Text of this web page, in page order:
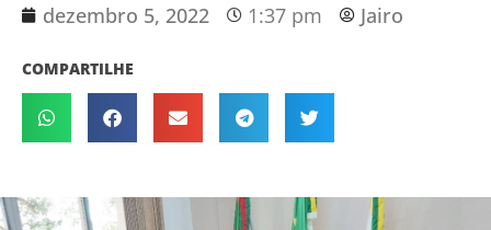
dezembro 5, 2022 1:37 pm Jairo
COMPARTILHE